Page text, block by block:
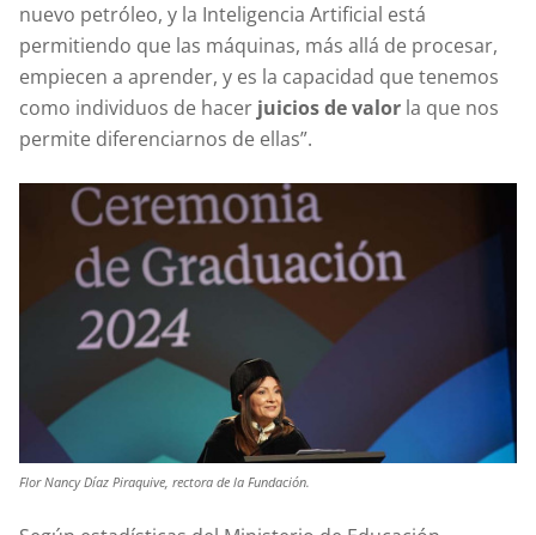
nuevo petróleo, y la Inteligencia Artificial está
permitiendo que las máquinas, más allá de procesar,
empiecen a aprender, y es la capacidad que tenemos
como individuos de hacer juicios de valor la que nos
permite diferenciarnos de ellas”.
Flor Nancy Díaz Piraquive, rectora de la Fundación.